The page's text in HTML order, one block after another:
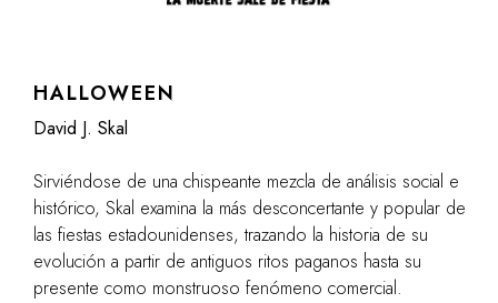
HALLOWEEN
David J. Skal
Sirviéndose de una chispeante mezcla de análisis social e
histórico, Skal examina la más desconcertante y popular de
las fiestas estadounidenses, trazando la historia de su
evolución a partir de antiguos ritos paganos hasta su
presente como monstruoso fenómeno comercial.